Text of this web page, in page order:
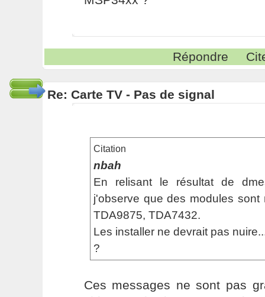
Répondre
Re: Carte TV - Pas de signal
Citation
nbah
En relisant le résultat de
j'observe que des modules sont
TDA9875, TDA7432.
Les installer ne devrait pas
?
Ces messages ne sont pas